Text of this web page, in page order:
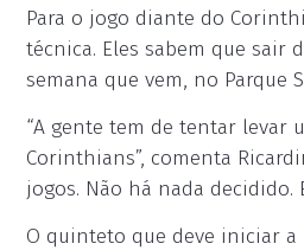
Para o jogo diante do
técnica. Eles sabem que sair
semana que vem, no Parque
“A gente tem de tentar levar
Corinthians”, comenta
jogos. Não há nada
O quinteto que deve iniciar a